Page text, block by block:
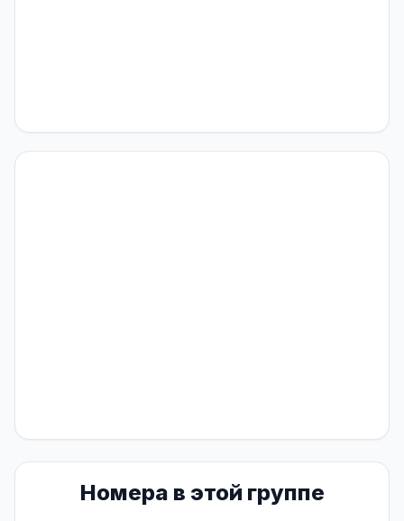
Номера в этой группе